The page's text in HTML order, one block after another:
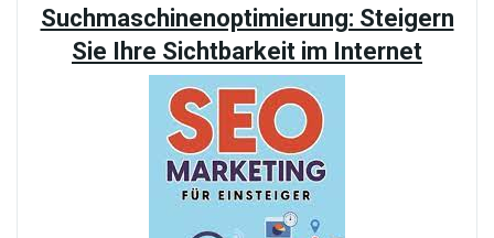
mit
in
München»
Suchmaschinenoptimierung: Steigern
Sie Ihre Sichtbarkeit im Internet